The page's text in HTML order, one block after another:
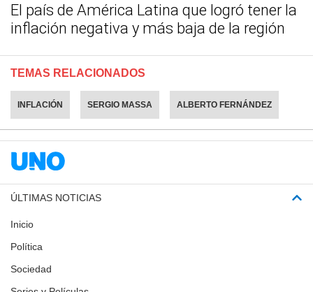
El país de América Latina que logró tener la
inflación negativa y más baja de la región
TEMAS RELACIONADOS
INFLACIÓN SERGIO MASSA ALBERTO FERNÁNDEZ
ÚLTIMAS NOTICIAS
Inicio
Política
Sociedad